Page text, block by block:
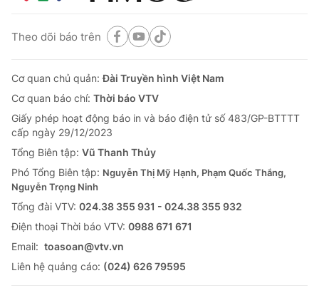
Theo dõi báo trên
Cơ quan chủ quản:Đài Truyền hình Việt Nam
Cơ quan báo chí: Thời báo VTV
Giấy phép hoạt động báo in và báo điện tử số 483/GP-BTTTT
cấp ngày 29/12/2023
Tổng Biên tập: Vũ Thanh Thủy
Phó Tổng Biên tập: Nguyễn Thị Mỹ Hạnh, Phạm Quốc Thắng,
Nguyễn Trọng Ninh
Tổng đài VTV: 024.38 355 931 - 024.38 355 932
Ðiện thoại Thời báo VTV: 0988 671 671
Email: toasoan@vtv.vn
Liên hệ quảng cáo: (024) 626 79595